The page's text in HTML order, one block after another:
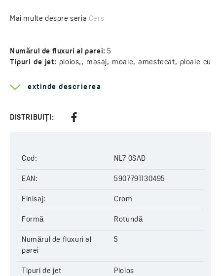
Mai multe despre seria Cers
Numărul de fluxuri al parei:5
Tipuri de jet: ploios,, masaj, moale, amestecat, ploaie cu
Dimensiunea duzei parei de duş:
extinde descrierea
DISTRIBUIȚI:
Cod: NL7 0SAD
EAN: 5907791130495
Finisaj: Crom
Formă Rotundă
Numărul de fluxuri al
parei
5
Tipuri de jet
Ploios